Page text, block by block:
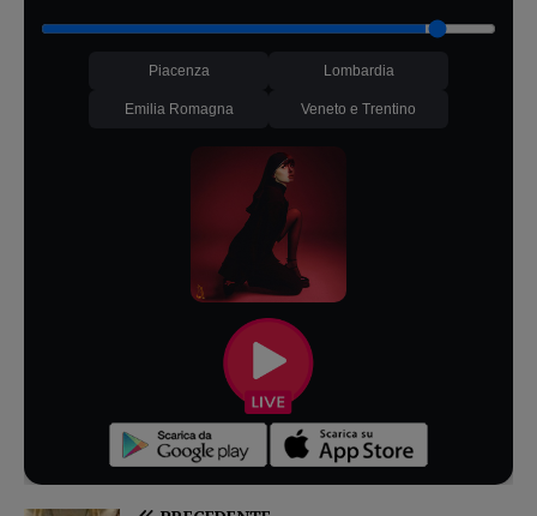
Piacenza Lombardia
Emilia Romagna Veneto e Trentino